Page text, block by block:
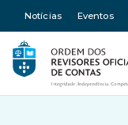
Notícias Eventos